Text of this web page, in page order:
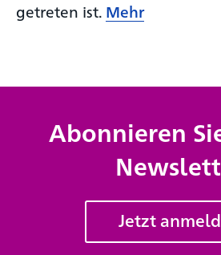
getreten ist. Mehr
Abonnieren
Jetzt